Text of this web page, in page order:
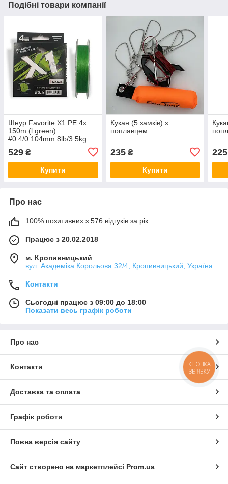
Подібні товари компанії
Шнур Favorite X1 PE 4x
150m (l.green)
#0.4/0.104mm 8lb/3.5kg
529 ₴
Купити
Кукан (5 замків) з
поплавцем
235₴
Купити
225
Про нас
100% позитивних з 576 відгуків за рік
Працює з 20.02.2018
м. Кропивницький
вул. Академіка Корольова 32/4, Кропивницький, Україна
Контакти
Сьогодні працює з 09:00 до 18:00
Показати весь графік роботи
Про нас
Контакти
Доставка та оплата
Графік роботи
Повна версія сайту
Сайт створено на маркетплейсі Prom.ua
КНОПКА
ЗВ'ЯЗКУ